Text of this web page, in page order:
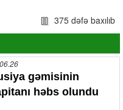
375 dəfə baxılıb
gəmisinin
həbs olundu